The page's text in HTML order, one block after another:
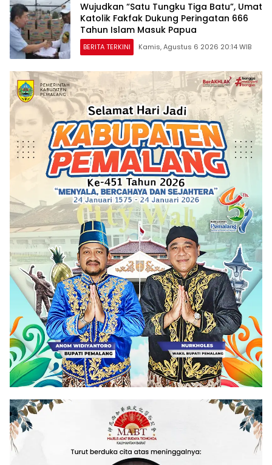
Wujudkan “Satu Tungku Tiga Batu”, Umat
Katolik Fakfak Dukung Peringatan 666
Tahun Islam Masuk Papua
BERITA TERKINI Kamis, Agustus 6 2026 20:14 WIB